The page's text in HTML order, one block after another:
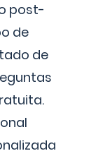
post-
de
de